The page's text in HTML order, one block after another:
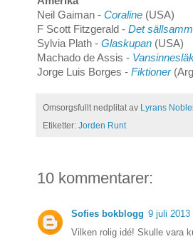
Neil Gaiman - Coraline (USA)
F Scott Fitzgerald - Det
Sylvia Plath - Glaskupan (USA)
Machado de Assis -
Jorge Luis Borges - Fiktioner
Omsorgsfullt nedplitat av Lyrans
Etiketter: Jorden Runt
10 kommentarer:
Sofies bokblogg 9 juli 2013
Vilken rolig idé! Skulle vara